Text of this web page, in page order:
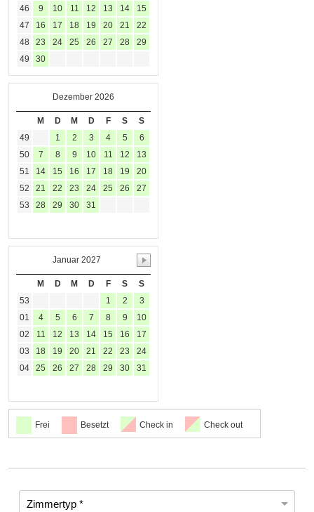
46
9 10 11 12 13 14
15
47
16 17 18 19 20 21
22
48
23 24 25 26 27 28
29
49
30
Dezember 2026
M D M D F S
S
49
1 2 3 4 5
6
50
7 8 9 10 11 12
13
51
14 15 16 17 18 19
20
52
21 22 23 24 25 26
27
53
28 29 30 31
Januar 2027
M D M D F S
S
53
1 2
3
01
4 5 6 7 8 9
10
02
11 12 13 14 15 16
17
03
18 19 20 21 22 23
24
04
25 26 27 28 29 30 31
Frei Besetzt Check in Check out